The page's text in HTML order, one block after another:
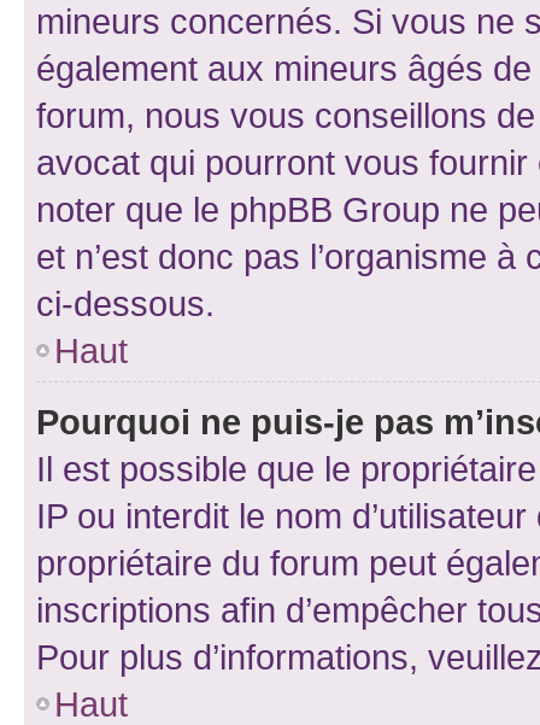
mineurs concernés. Si vous ne
également aux mineurs âgés
forum, nous vous conseillons
avocat qui pourront vous
noter que le phpBB Group ne
et n’est donc pas l’organisme
ci-dessous.
Haut
Pourquoi ne puis-je pas
Il est possible que le
IP ou interdit le nom
propriétaire du forum peut
inscriptions afin d’empêcher
Pour plus d’informations,
Haut